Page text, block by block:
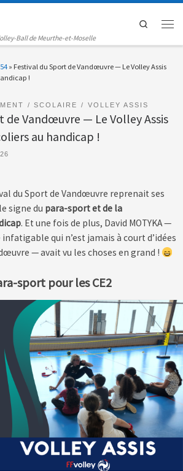
Ball de Meurthe-et-Moselle
Search
» Festival du Sport de Vandœuvre — Le Volley Assis
!
SCOLAIRE VOLLEY ASSIS
de Vandœuvre — Le Volley Assis
au handicap !
du Sport de Vandœuvre reprenait ses
signe du para-sport et de la
. Et une fois de plus, David MOTYKA —
qui n’est jamais à court d’idées
— avait vu les choses en grand !
sport pour les CE2